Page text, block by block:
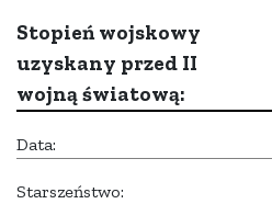
Stopień wojskowy
uzyskany przed II
wojną światową:
Data:
Starszeństwo: